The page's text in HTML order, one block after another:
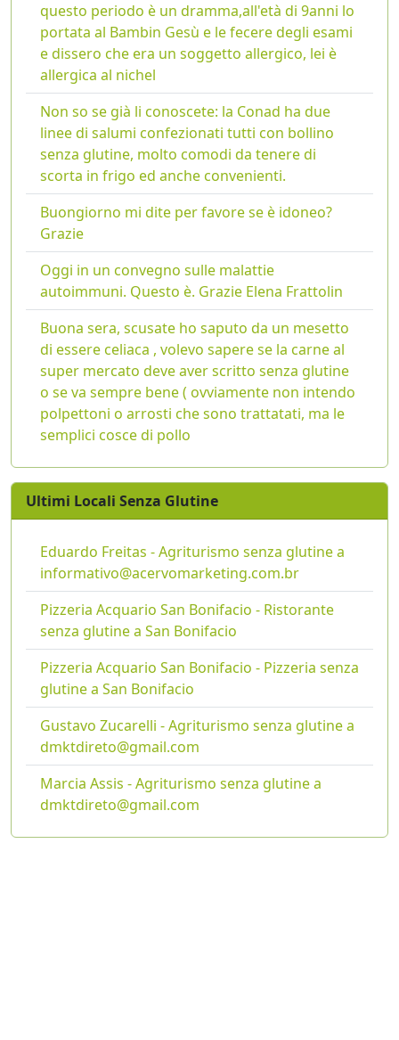
questo periodo è un dramma,all'età di 9anni lo
portata al Bambin Gesù e le fecere degli esami
e dissero che era un soggetto allergico, lei è
allergica al nichel
Non so se già li conoscete: la Conad ha due
linee di salumi confezionati tutti con bollino
senza glutine, molto comodi da tenere di
scorta in frigo ed anche convenienti.
Buongiorno mi dite per favore se è idoneo?
Grazie
Oggi in un convegno sulle malattie
autoimmuni. Questo è. Grazie Elena Frattolin
Buona sera, scusate ho saputo da un mesetto
di essere celiaca , volevo sapere se la carne al
super mercato deve aver scritto senza glutine
o se va sempre bene ( ovviamente non intendo
polpettoni o arrosti che sono trattatati, ma le
semplici cosce di pollo
Ultimi Locali Senza Glutine
Eduardo Freitas - Agriturismo senza glutine a
informativo@acervomarketing.com.br
Pizzeria Acquario San Bonifacio - Ristorante
senza glutine a San Bonifacio
Pizzeria Acquario San Bonifacio - Pizzeria senza
glutine a San Bonifacio
Gustavo Zucarelli - Agriturismo senza glutine a
dmktdireto@gmail.com
Marcia Assis - Agriturismo senza glutine a
dmktdireto@gmail.com